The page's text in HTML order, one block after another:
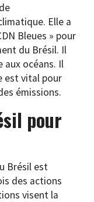
Elle a
Bleues » pour
du Brésil. Il
aux océans. Il
est vital pour
émissions.
pour
Brésil est
des actions
visent la